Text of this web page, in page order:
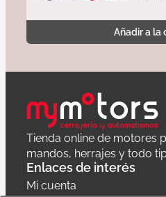
Añadir a la
Tienda online de motores
mandos, herrajes y todo
Enlaces de interés
Mi cuenta